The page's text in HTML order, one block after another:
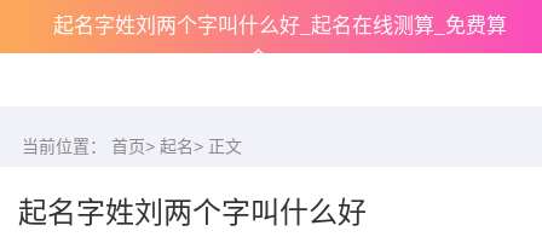
起名字姓刘两个字叫什么好_起名在线测算_免费算
命
当前位置： 首页> 起名> 正文
起名字姓刘两个字叫什么好